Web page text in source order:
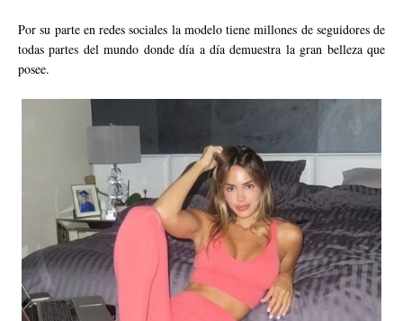
Por su parte en redes sociales la modelo tiene millones de seguidores de
todas partes del mundo donde día a día demuestra la gran belleza que
posee.